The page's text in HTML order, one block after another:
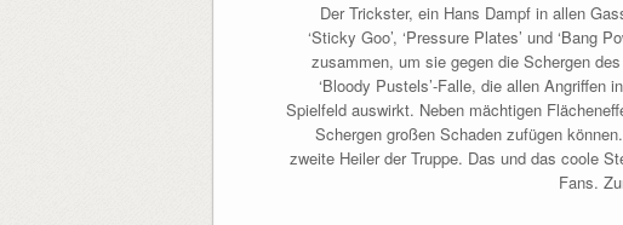
Der Trickster, ein Hans Dampf in allen
‘Sticky Goo’, ‘Pressure Plates’ und ‘Bang
zusammen, um sie gegen die Schergen
‘Bloody Pustels’-Falle, die allen
Spielfeld auswirkt. Neben mächtigen
Schergen großen Schaden zufügen
zweite Heiler der Truppe. Das und das coole
Fans.